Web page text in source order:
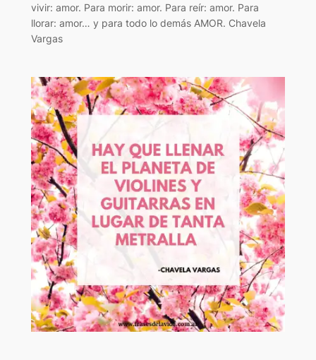
vivir: amor. Para morir: amor. Para reír: amor. Para
llorar: amor… y para todo lo demás AMOR. Chavela
Vargas